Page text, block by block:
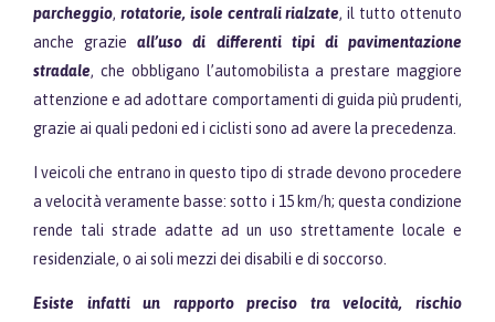
parcheggio, rotatorie, isole centrali rialzate, il tutto ottenuto
anche grazieall’uso di differenti tipi di pavimentazione
stradale, che obbligano l’automobilista a prestare maggiore
attenzione e ad adottare comportamenti di guida più prudenti,
grazie ai quali pedoni ed i ciclisti sono ad avere la precedenza.
I veicoli che entrano in questo tipo di strade devono procedere
a velocità veramente basse: sotto i 15 km/h; questa condizione
rende tali strade adatte ad un uso strettamente locale e
residenziale, o ai soli mezzi dei disabili e di soccorso.
Esiste infatti un rapporto preciso tra velocità, rischio